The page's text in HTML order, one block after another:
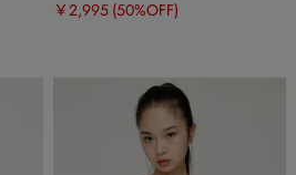
￥2,995 (50%OFF)